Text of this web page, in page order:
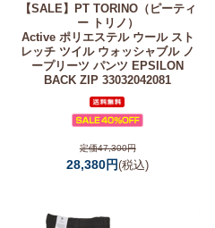
【SALE】
PT TORINO（ピーティ
ー トリノ）
Active ポリエステル ウール スト
レッチ ツイル ウォッシャブル ノ
ープリーツ パンツ EPSILON
BACK ZIP 33032042081
定価47,300円
28,380円(税込)